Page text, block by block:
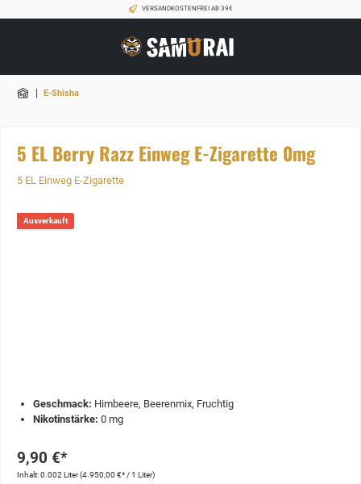
VERSANDKOSTENFREI AB 39€
| E-Shisha
5 EL Berry Razz Einweg E-Zigarette 0mg
5 EL Einweg E-Zigarette
Ausverkauft
Geschmack: Himbeere, Beerenmix, Fruchtig
Nikotinstärke: 0 mg
9,90 €*
Inhalt:0.002 Liter(4.950,00 €* / 1 Liter)